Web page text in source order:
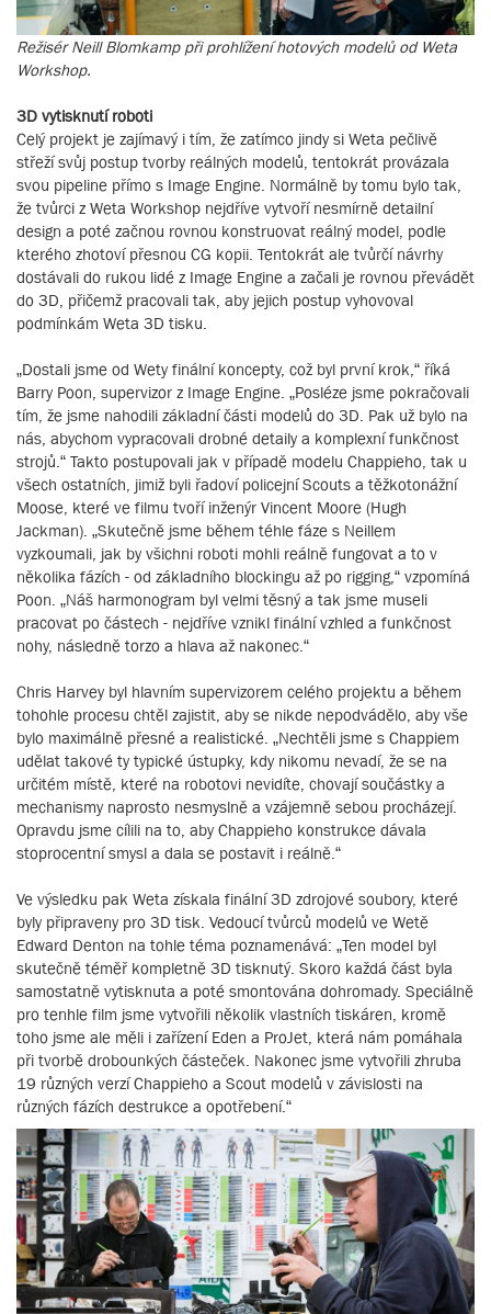
Režisér Neill Blomkamp při prohlížení hotových modelů od Weta
Workshop.
3D vytisknutí roboti
Celý projekt je zajímavý i tím, že zatímco jindy si Weta pečlivě
střeží svůj postup tvorby reálných modelů, tentokrát provázala
svou pipeline přímo s Image Engine. Normálně by tomu bylo tak,
že tvůrci z Weta Workshop nejdříve vytvoří nesmírně detailní
design a poté začnou rovnou konstruovat reálný model, podle
kterého zhotoví přesnou CG kopii. Tentokrát ale tvůrčí návrhy
dostávali do rukou lidé z Image Engine a začali je rovnou převádět
do 3D, přičemž pracovali tak, aby jejich postup vyhovoval
podmínkám Weta 3D tisku.
„Dostali jsme od Wety finální koncepty, což byl první krok,“ říká
Barry Poon, supervizor z Image Engine. „Posléze jsme pokračovali
tím, že jsme nahodili základní části modelů do 3D. Pak už bylo na
nás, abychom vypracovali drobné detaily a komplexní funkčnost
strojů.“ Takto postupovali jak v případě modelu Chappieho, tak u
všech ostatních, jimiž byli řadoví policejní Scouts a těžkotonážní
Moose, které ve filmu tvoří inženýr Vincent Moore (Hugh
Jackman). „Skutečně jsme během téhle fáze s Neillem
vyzkoumali, jak by všichni roboti mohli reálně fungovat a to v
několika fázích - od základního blockingu až po rigging,“ vzpomíná
Poon. „Náš harmonogram byl velmi těsný a tak jsme museli
pracovat po částech - nejdříve vznikl finální vzhled a funkčnost
nohy, následně torzo a hlava až nakonec.“
Chris Harvey byl hlavním supervizorem celého projektu a během
tohohle procesu chtěl zajistit, aby se nikde nepodvádělo, aby vše
bylo maximálně přesné a realistické. „Nechtěli jsme s Chappiem
udělat takové ty typické ústupky, kdy nikomu nevadí, že se na
určitém místě, které na robotovi nevidíte, chovají součástky a
mechanismy naprosto nesmyslně a vzájemně sebou procházejí.
Opravdu jsme cílili na to, aby Chappieho konstrukce dávala
stoprocentní smysl a dala se postavit i reálně.“
Ve výsledku pak Weta získala finální 3D zdrojové soubory, které
byly připraveny pro 3D tisk. Vedoucí tvůrců modelů ve Wetě
Edward Denton na tohle téma poznamenává: „Ten model byl
skutečně téměř kompletně 3D tisknutý. Skoro každá část byla
samostatně vytisknuta a poté smontována dohromady. Speciálně
pro tenhle film jsme vytvořili několik vlastních tiskáren, kromě
toho jsme ale měli i zařízení Eden a ProJet, která nám pomáhala
při tvorbě drobounkých částeček. Nakonec jsme vytvořili zhruba
19 různých verzí Chappieho a Scout modelů v závislosti na
různých fázích destrukce a opotřebení.“